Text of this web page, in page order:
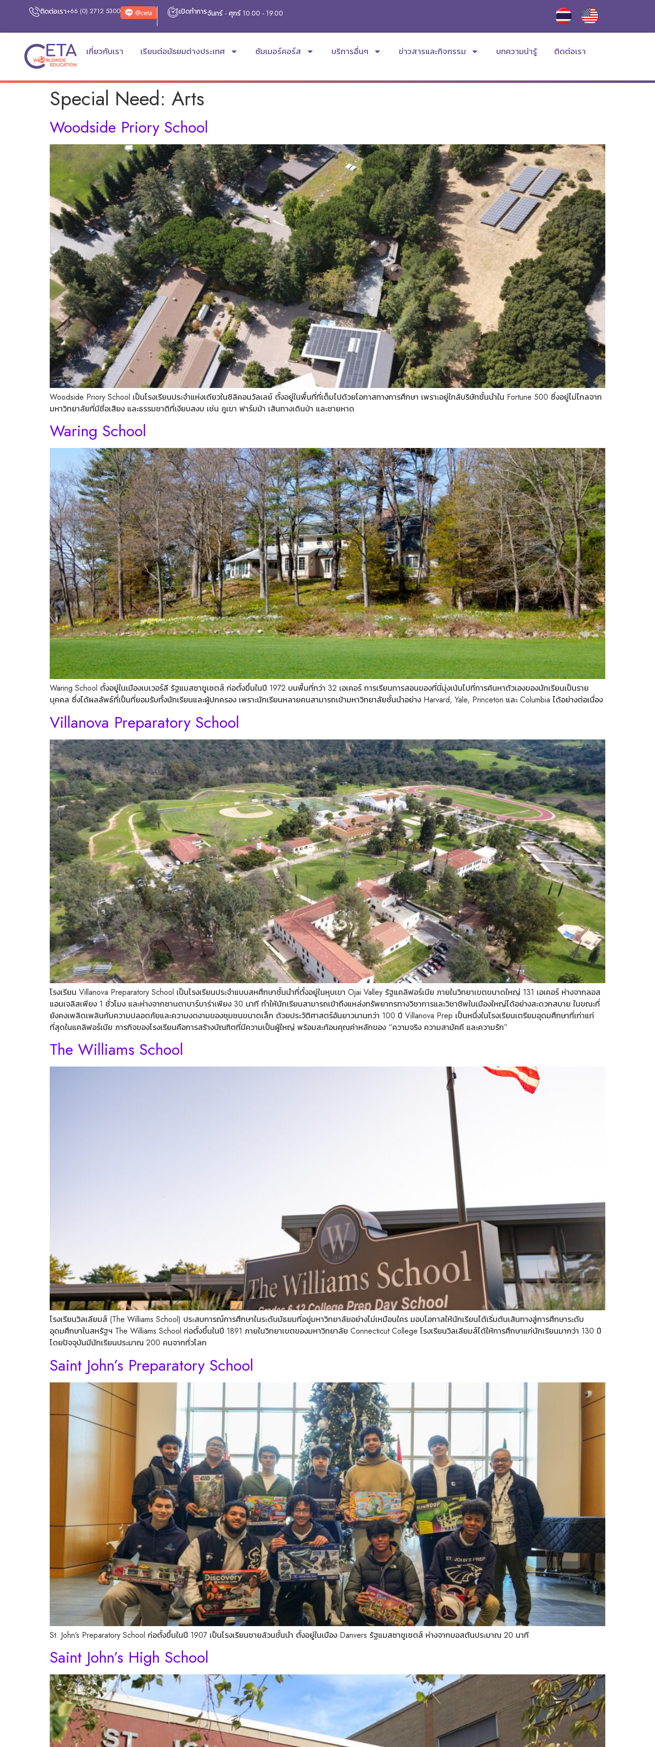
ติดต่อเรา+66 (0) 2712 5300 เปิดทำการจันทร์ - ศุกร์ 10.00 - 19.00
เกี่ยวกับเรา เรียนต่อมัธยมต่างประเทศ ซัมเมอร์คอร์ส บริการอื่นๆ ข่าวสารและกิจกรรม บทความน่ารู้ ติดต่อเรา
Special Need: Arts
Woodside Priory School
Woodside Priory School เป็นโรงเรียนประจำแห่งเดียวในซิลิคอนวัลเลย์ ตั้งอยู่ในพื้นที่ที่เต็มไปด้วยโอกาสทางการศึกษา เพราะอยู่ใกล้บริษัทชั้นนำใน Fortune 500 ซึ่งอยู่ไม่ไกลจาก
มหาวิทยาลัยที่มีชื่อเสียง และธรรมชาติที่เงียบสงบ เช่น ภูเขา ฟาร์มม้า เส้นทางเดินป่า และชายหาด
Waring School
Waring School ตั้งอยู่ในเมืองเบเวอร์ลี รัฐแมสซาชูเซตส์ ก่อตั้งขึ้นในปี 1972 บนพื้นที่กว่า 32 เอเคอร์ การเรียนการสอนของที่นี่มุ่งเน้นไปที่การค้นหาตัวเองของนักเรียนเป็นราย
บุคคล ซึ่งได้ผลลัพธ์ที่เป็นที่ยอมรับทั้งนักเรียนและผู้ปกครอง เพราะนักเรียนหลายคนสามารถเข้ามหาวิทยาลัยชั้นนำอย่าง Harvard, Yale, Princeton และ Columbia ได้อย่างต่อเนื่อง
Villanova Preparatory School
โรงเรียน Villanova Preparatory School เป็นโรงเรียนประจำแบบสหศึกษาชั้นนำที่ตั้งอยู่ในหุบเขา Ojai Valley รัฐแคลิฟอร์เนีย ภายในวิทยาเขตขนาดใหญ่ 131 เอเคอร์ ห่างจากลอส
แอนเจลิสเพียง 1 ชั่วโมง และห่างจากซานตาบาร์บาร่าเพียง 30 นาที ทำให้นักเรียนสามารถเข้าถึงแหล่งทรัพยากรทางวิชาการและวิชาชีพในเมืองใหญ่ได้อย่างสะดวกสบาย ในขณะที่
ยังคงเพลิดเพลินกับความปลอดภัยและความงดงามของชุมชนขนาดเล็ก ด้วยประวัติศาสตร์อันยาวนานกว่า 100 ปี Villanova Prep เป็นหนึ่งในโรงเรียนเตรียมอุดมศึกษาที่เก่าแก่
ที่สุดในแคลิฟอร์เนีย ภารกิจของโรงเรียนคือการสร้างบัณฑิตที่มีความเป็นผู้ใหญ่ พร้อมสะท้อนคุณค่าหลักของ “ความจริง ความสามัคคี และความรัก”
The Williams School
โรงเรียนวิลเลียมส์ (The Williams School) ประสบการณ์การศึกษาในระดับมัธยมที่อยู่มหาวิทยาลัยอย่างไม่เหมือนใคร มอบโอกาสให้นักเรียนได้เริ่มต้นเส้นทางสู่การศึกษาระดับ
อุดมศึกษาในสหรัฐฯ The Williams School ก่อตั้งขึ้นในปี 1891 ภายในวิทยาเขตของมหาวิทยาลัย Connecticut College โรงเรียนวิลเลียมส์ได้ให้การศึกษาแก่นักเรียนมากว่า 130 ปี
โดยปัจจุบันมีนักเรียนประมาณ 200 คนจากทั่วโลก
Saint John’s Preparatory School
St. John’s Preparatory School ก่อตั้งขึ้นในปี 1907 เป็นโรงเรียนชายล้วนชั้นนำ ตั้งอยู่ในเมือง Danvers รัฐแมสซาชูเซตส์ ห่างจากบอสตันประมาณ 20 นาที
Saint John’s High School